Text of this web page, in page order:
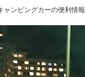
ンピングカーの便利情報